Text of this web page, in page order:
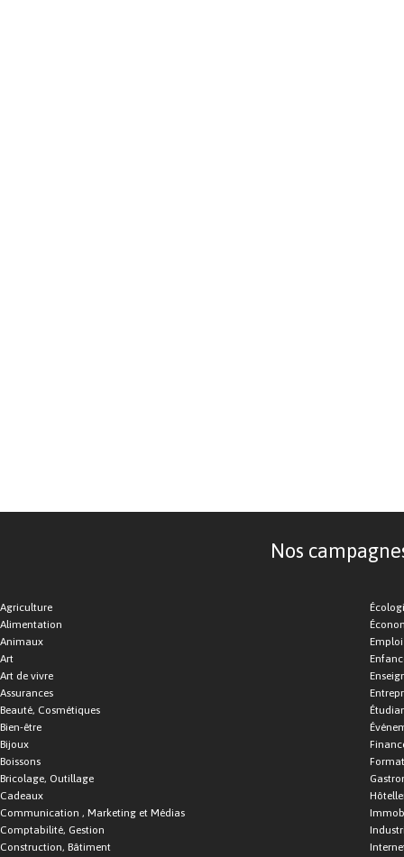
Nos
Agriculture
Alimentation
Animaux
Art
Art de vivre
Assurances
Beauté, Cosmétiques
Bien-être
Bijoux
Boissons
Bricolage, Outillage
Cadeaux
Communication , Marketing et Médias
Comptabilité, Gestion
Construction, Bâtiment
Emploi